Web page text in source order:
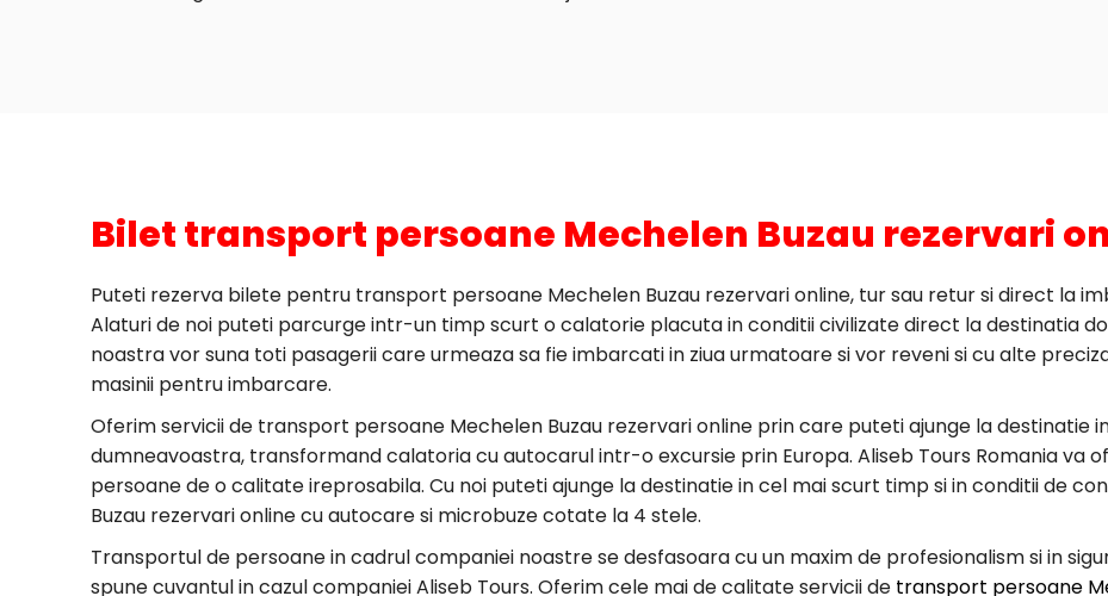
Bilet transport persoane Mechelen Buzau rezervari
Puteti rezerva bilete pentru transport persoane Mechelen Buzau rezervari online, tur sau retur si direct la
Alaturi de noi puteti parcurge intr-un timp scurt o calatorie placuta in conditii civilizate direct la destinatia
noastra vor suna toti pasagerii care urmeaza sa fie imbarcati in ziua urmatoare si vor reveni si cu alte
masinii pentru imbarcare.
Oferim servicii de transport persoane Mechelen Buzau rezervari online prin care puteti ajunge la destinatie
dumneavoastra, transformand calatoria cu autocarul intr-o excursie prin Europa. Aliseb Tours Romania va
persoane de o calitate ireprosabila. Cu noi puteti ajunge la destinatie in cel mai scurt timp si in conditii de
Buzau rezervari online cu autocare si microbuze cotate la 4 stele.
Transportul de persoane in cadrul companiei noastre se desfasoara cu un maxim de profesionalism si in
spune cuvantul in cazul companiei Aliseb Tours. Oferim cele mai de calitate servicii de transport persoane